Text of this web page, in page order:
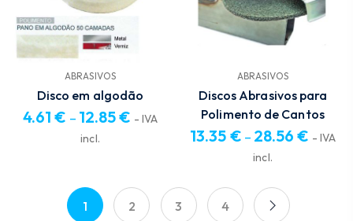
ABRASIVOS
Disco em algodão
4.61€ – 12.85€ - IVA
incl.
ABRASIVOS
Discos Abrasivos para
Polimento de Cantos
13.35 € – 28.56€
13.35 €
through
- IVA
incl.
1 2 3 4